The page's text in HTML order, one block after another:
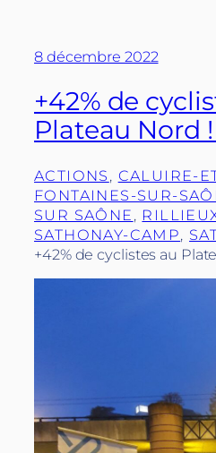
8 décembre 2022
+42% de
Plateau Nord !
ACTIONS , CALUIRE-
FONTAINES-SUR-
SUR SAÔNE ,
SATHONAY-CAMP,
+42% de cyclistes au